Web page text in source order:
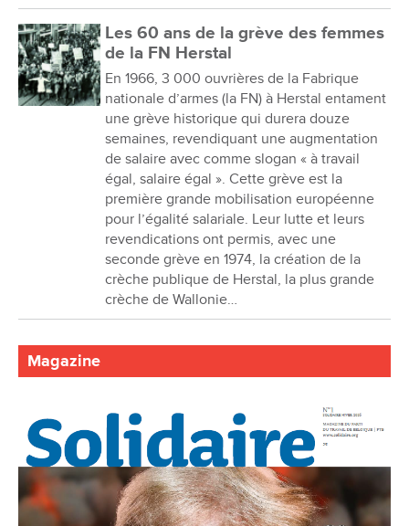
Les 60 ans de la grève des femmes
de la FN Herstal
En 1966, 3 000 ouvrières de la Fabrique
nationale d’armes (la FN) à Herstal entament
une grève historique qui durera douze
semaines, revendiquant une augmentation
de salaire avec comme slogan « à travail
égal, salaire égal ». Cette grève est la
première grande mobilisation européenne
pour l’égalité salariale. Leur lutte et leurs
revendications ont permis, avec une
seconde grève en 1974, la création de la
crèche publique de Herstal, la plus grande
crèche de Wallonie…
Magazine